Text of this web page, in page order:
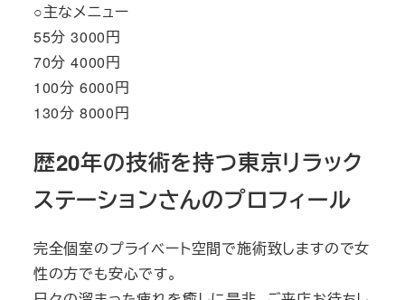
○主なメニュー
55分 3000円
70分 4000円
100分 6000円
130分 8000円
歴20年の技術を持つ東京リラック
ステーションさんのプロフィール
完全個室のプライベート空間で施術致しますので女
性の方でも安心です。